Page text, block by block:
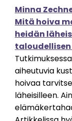
Minna
Mitä hoiva
heidän
aiheutuvia
hoivaa
läheisilleen.